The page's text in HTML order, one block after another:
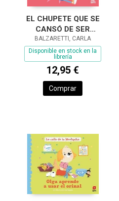
EL CHUPETE QUE SE
CANSÓ DE SER
CHUPETE
BALZARETTI, CARLA
Disponible en stock en la
librería
12,95 €
Comprar